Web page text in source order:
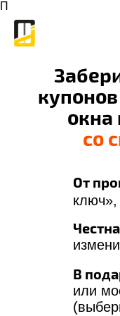
П
окна
со
От
ключ»,
В
или